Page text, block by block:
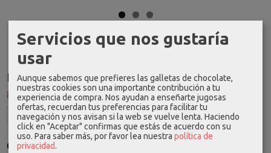
Idioma
Costes de Envío
Servicios que nos gustaría
usar
Aunque sabemos que prefieres las galletas de chocolate,
nuestras cookies son una importante contribución a tu
experiencia de compra. Nos ayudan a enseñarte jugosas
ofertas, recuerdan tus preferencias para facilitar tu
navegación y nos avisan si la web se vuelve lenta. Haciendo
click en "Aceptar" confirmas que estás de acuerdo con su
uso. Para saber más, por favor lea nuestra política de
privacidad.